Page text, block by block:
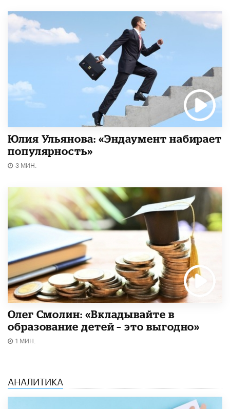
Юлия Ульянова: «Эндаумент набирает
популярность»
3 МИН.
Олег Смолин: «Вкладывайте в
образование детей – это выгодно»
1 МИН.
АНАЛИТИКА